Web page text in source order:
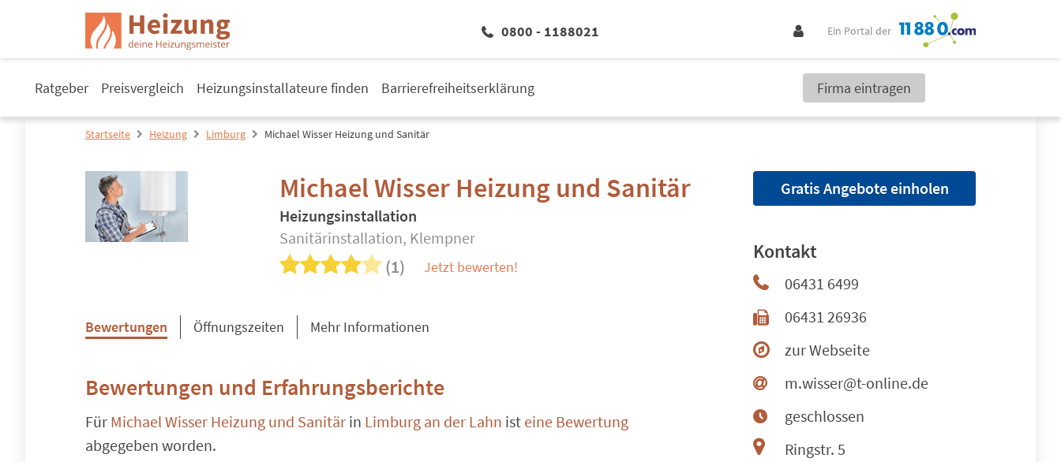
0800 - 1188021 Ein Portal der
Ratgeber Preisvergleich Heizungsinstallateure finden Barrierefreiheitserklärung Firma eintragen
Startseite Heizung Limburg Michael Wisser Heizung und Sanitär
Michael Wisser Heizung und Sanitär
Heizungsinstallation
Sanitärinstallation, Klempner
(1) Jetzt bewerten!
Bewertungen Öffnungszeiten Mehr Informationen
Bewertungen und Erfahrungsberichte
Für Michael Wisser Heizung und Sanitär in Limburg an der Lahn ist eine Bewertung
abgegeben worden.
Gratis Angebote einholen
Kontakt
06431 6499
06431 26936
zur Webseite
m.wisser@t-online.de
geschlossen
Ringstr. 5